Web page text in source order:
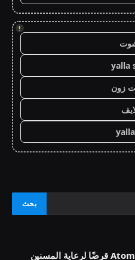
!
yalla
زون
يقدم Atom Bank قرضًا لرعاية المسنين